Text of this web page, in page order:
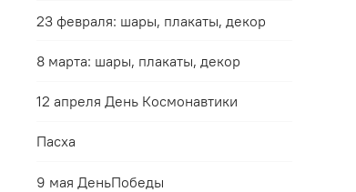
23 февраля: шары, плакаты, декор
8 марта: шары, плакаты, декор
12 апреля День Космонавтики
Пасха
9 мая ДеньПобеды